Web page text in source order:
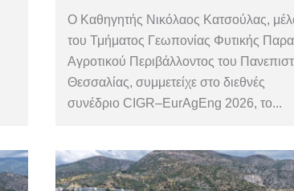
Ο Καθηγητής Νικόλαος Κατσούλας,
του Τμήματος Γεωπονίας Φυτικής
Αγροτικού Περιβάλλοντος του
Θεσσαλίας, συμμετείχε στο διεθνές
συνέδριο CIGR–EurAgEng 2026, το...